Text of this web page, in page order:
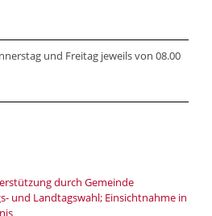
und Freitag jeweils von 08.00
durch Gemeinde
und Landtagswahl; Einsichtnahme in